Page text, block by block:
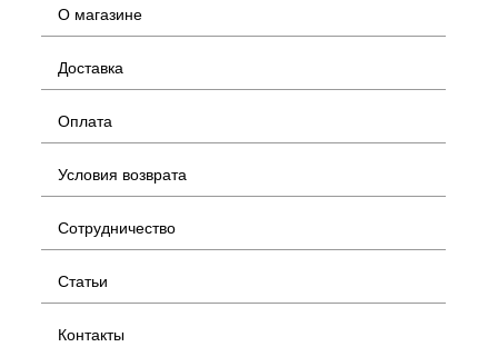
О магазине
Доставка
Оплата
Условия возврата
Сотрудничество
Статьи
Контакты